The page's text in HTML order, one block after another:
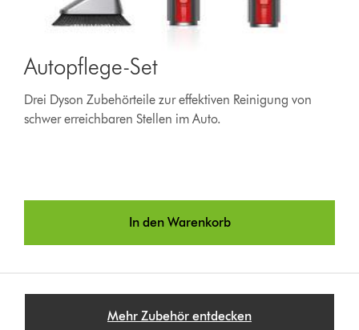
Autopflege-Set
Drei Dyson Zubehörteile zur effektiven Reinigung von
schwer erreichbaren Stellen im Auto.
In den Warenkorb
Mehr Zubehör entdecken